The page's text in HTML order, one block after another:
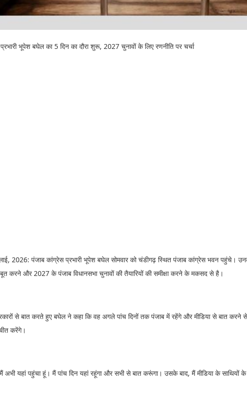
भूपेश बघेल का 5 दिन का दौरा शुरू, 2027 चुनावों के लिए रणनीति पर चर्चा
2026: पंजाब कांग्रेस प्रभारी भूपेश बघेल सोमवार को चंडीगढ़ स्थित पंजाब कांग्रेस भवन पहुंचे। उनका
करने और 2027 के पंजाब विधानसभा चुनावों की तैयारियों की समीक्षा करने के मकसद से है।
से बात करते हुए बघेल ने कहा कि वह अगले पांच दिनों तक पंजाब में रहेंगे और मीडिया से बात करने
करेंगे।
अभी यहां पहुंचा हूं। मैं पांच दिन यहां रहूंगा और सभी से बात करूंगा। उसके बाद, मैं मीडिया के साथियों के